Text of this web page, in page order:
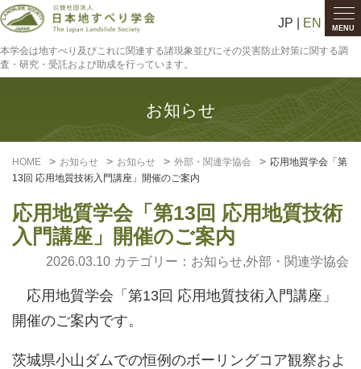
MENU
JP | EN
本学会は地すべり及びこれに関連する諸現象並びにその災害防止対策に関する調
査・研究・受託および助成を行っています。
お知らせ
HOME お知らせ お知らせ 外部・関連学協会
応用地質学会「第
13回 応用地質技術入門講座」開催のご案内
応用地質学会「第13回 応用地質技術
入門講座」開催のご案内
2026.03.10 カテゴリー： お知らせ,外部・関連学協会
応用地質学会「第13回 応用地質技術入門講座」
開催のご案内です。
茨城県小山ダムでの恒例のボーリングコア観察およ